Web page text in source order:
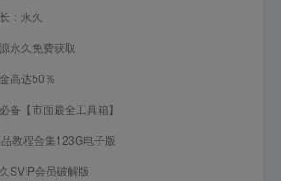
：永久
永久免费获取
高达50％
备【市面最全工具箱】
教程合集123G电子版
SVIP会员破解版